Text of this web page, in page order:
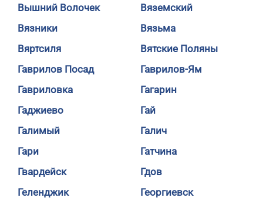
Вышний Волочек
Вяземский
Вязники
Вязьма
Вяртсиля
Вятские Поляны
Гаврилов Посад
Гаврилов-Ям
Гавриловка
Гагарин
Гаджиево
Гай
Галимый
Галич
Гари
Гатчина
Гвардейск
Гдов
Геленджик
Георгиевск